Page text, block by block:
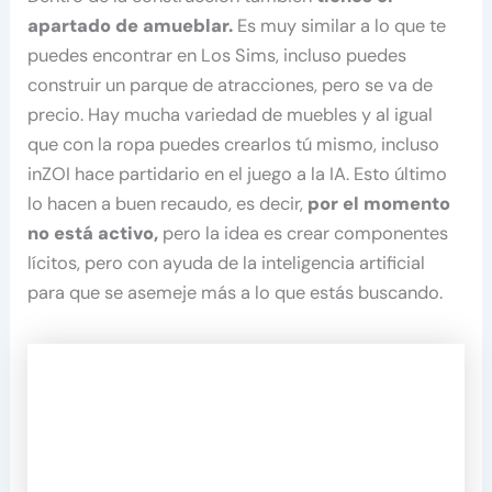
apartado de amueblar. Es muy similar a lo que te
puedes encontrar en Los Sims, incluso puedes
construir un parque de atracciones, pero se va de
precio. Hay mucha variedad de muebles y al igual
que con la ropa puedes crearlos tú mismo, incluso
inZOI hace partidario en el juego a la IA. Esto último
lo hacen a buen recaudo, es decir, por el momento
no está activo, pero la idea es crear componentes
lícitos, pero con ayuda de la inteligencia artificial
para que se asemeje más a lo que estás buscando.